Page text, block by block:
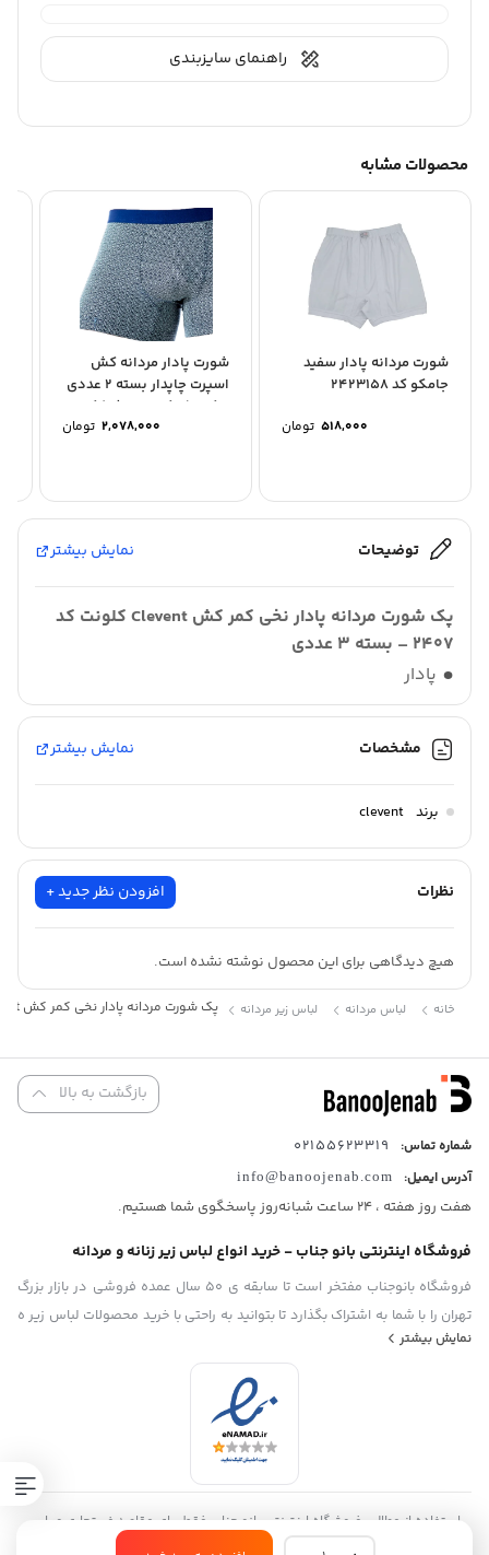
راهنمای سایزبندی
محصولات مشابه
شورت مردانه پادار سفید
جامکو کد 2423158
۵۱۸,۰۰۰ تومان
شورت پادار مردانه کش
اسپرت چاپدار بسته 2 عددی
بلکس(نیکوتن پوش) کد...
۲,۰۷۸,۰۰۰ تومان
توضیحات نمایش بیشتر
پک شورت مردانه پادار نخی کمر کش Clevent کلونت کد
2407 – بسته 3 عددی
پادار
نخی
کمر کش
نوع : پادار
جنس پارچه : نخی
ترکیب شورت : 90% نخ، 10% لایکرا
مشخصات نمایش بیشتر
برند clevent
نظرات افزودن نظر جدید +
هیچ دیدگاهی برای این محصول نوشته نشده است.
خانه لباس مردانه لباس زیر مردانه پک شورت مردانه پادار نخی کمر کش Clevent کلونت کد 2407 – بسته 3 عددی
بازگشت به بالا
شماره تماس: 02155623319
آدرس ایمیل: info@banoojenab.com
هفت روز هفته ، 24 ساعت شبانه‌روز پاسخگوی شما هستیم.
فروشگاه اینترنتی بانو جناب - خرید انواع لباس زیر زنانه و مردانه
فروشگاه بانوجناب مفتخر است تا سابقه ی 50 سال عمده فروشی در بازار بزرگ
تهران را با شما به اشتراک بگذارد تا بتوانید به راحتی با خرید محصولات لباس زیر ه
صورت اینترنتی خرید خود را انجام دهید،هدف ما رساندن شما به محصولات با
کیفیت با بهترین قیمت بازار و سریع ترین زمان ممکن میباشد.
نمایش بیشتر
استفاده از مطالب فروشگاه اینترنتی بانو جناب فقط برای مقاصد غیرتجاری و با
ذکر منبع بلامانع است. کلیه حقوق این سایت متعلق به فروشگاه بانو جناب